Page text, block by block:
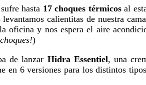
hasta 17 choques térmicos al
levantamos calientitas de nuestra
oficina y nos espera el aire
)
de lanzar Hidra Essentiel, una
en 6 versiones para los distintos